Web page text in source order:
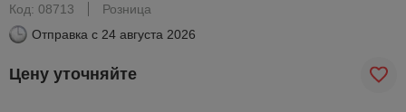
Код: 08713
Розница
Отправка с 24 августа 2026
Цену уточняйте